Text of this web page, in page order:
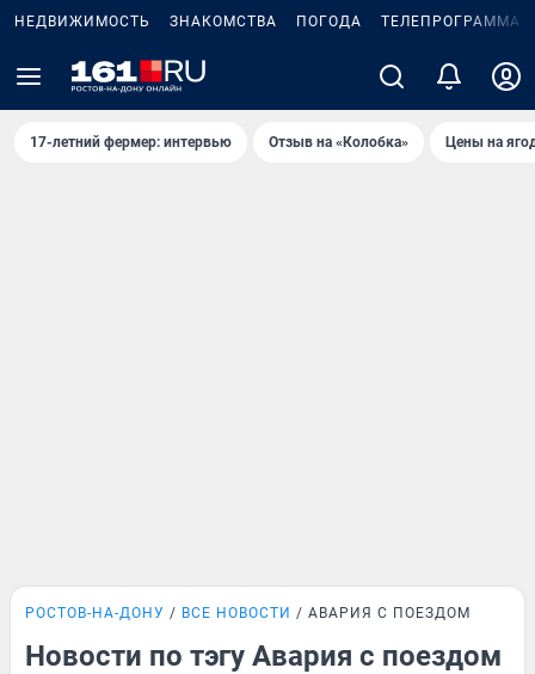
НЕДВИЖИМОСТЬ ЗНАКОМСТВА ПОГОДА ТЕЛЕПРОГРАММА
17-летний фермер: интервью Отзыв на «Колобка» Цены на
РОСТОВ-НА-ДОНУ ВСЕ НОВОСТИ АВАРИЯ С ПОЕЗДОМ
Новости по тэгу Авария с поездом